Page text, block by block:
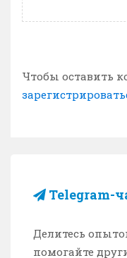
Чтобы оставить
Telegram-
Делитесь
помогайте